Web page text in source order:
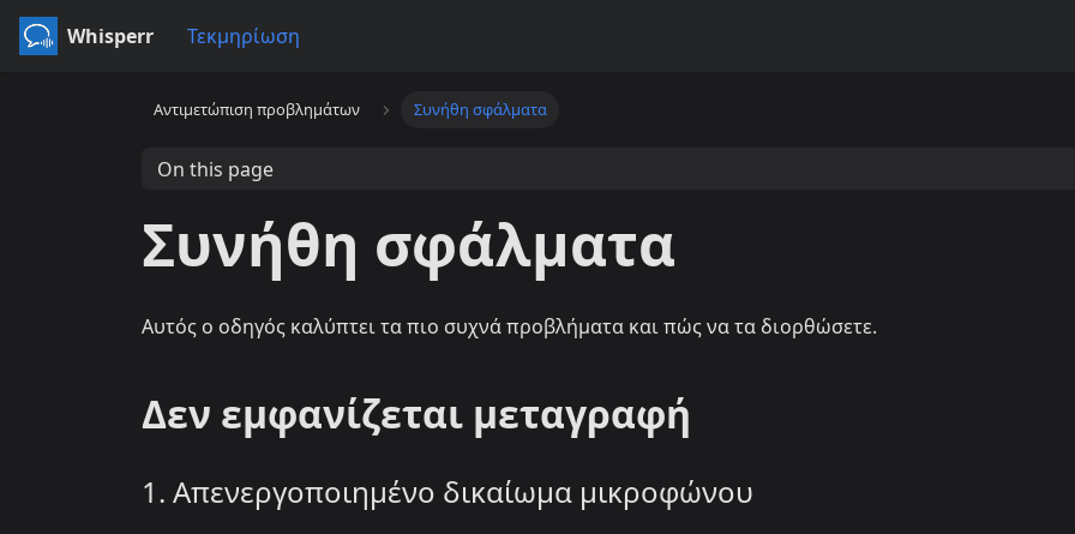
Whisperr Τεκμηρίωση
Αντιμετώπιση προβλημάτων Συνήθη σφάλματα
On this page
Συνήθη σφάλματα
Αυτός ο οδηγός καλύπτει τα πιο συχνά προβλήματα και πώς να τα διορθώσετε.
Δεν εμφανίζεται μεταγραφή
1. Απενεργοποιημένο δικαίωμα μικροφώνου